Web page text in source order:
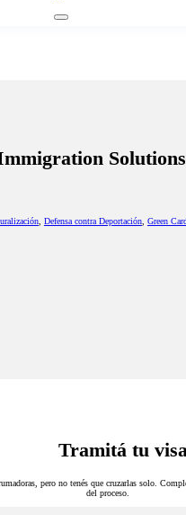
Solutions
, Defensa contra Deportación, Green
Tramitá tu
pero no tenés que cruzarlas solo.
del proceso.